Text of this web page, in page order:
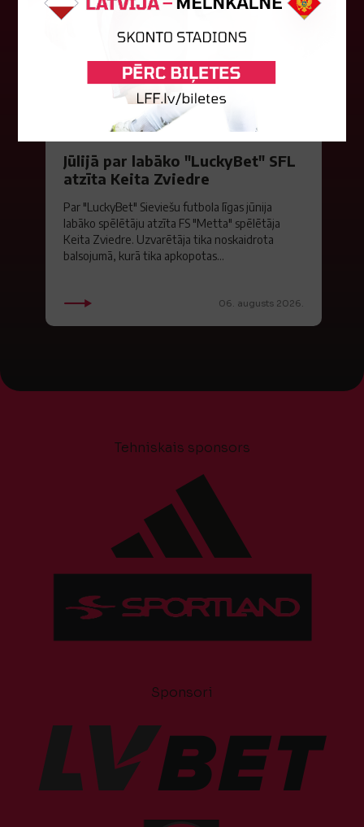
Jūlijā par labāko "LuckyBet" SFL
atzīta Keita Zviedre
Par "LuckyBet" Sieviešu futbola līgas jūnija
labāko spēlētāju atzīta FS "Metta" spēlētāja
Keita Zviedre. Uzvarētāja tika noskaidrota
balsojumā, kurā tika apkopotas...
06. augusts 2026.
Tehniskais sponsors
Sponsori